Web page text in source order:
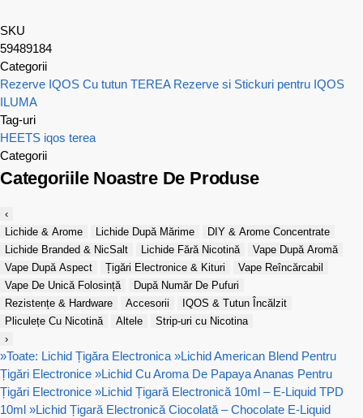
SKU
59489184
Categorii
Rezerve IQOS Cu tutun TEREA Rezerve si Stickuri pentru IQOS
ILUMA
Tag-uri
HEETS iqos terea
Categorii
Categoriile Noastre De Produse
‹
Lichide & Arome
Lichide După Mărime
DIY & Arome Concentrate
Lichide Branded & NicSalt
Lichide Fără Nicotină
Vape După Aromă
Vape După Aspect
Țigări Electronice & Kituri
Vape Reîncărcabil
Vape De Unică Folosință
După Număr De Pufuri
Rezistențe & Hardware
Accesorii
IQOS & Tutun Încălzit
Pliculețe Cu Nicotină
Altele
Strip-uri cu Nicotina
›
»Toate: Lichid Țigăra Electronica »Lichid American Blend Pentru
Țigări Electronice »Lichid Cu Aroma De Papaya Ananas Pentru
Țigări Electronice »Lichid Țigară Electronică 10ml – E-Liquid TPD
10ml »Lichid Țigară Electronică Ciocolată – Chocolate E-Liquid